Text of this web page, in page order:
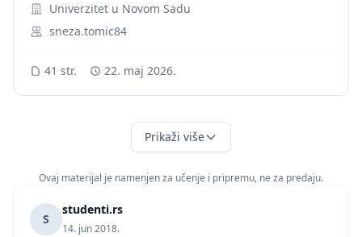
Univerzitet u Novom Sadu
sneza.tomic84
41 str. 22. maj 2026.
Prikaži više
Ovaj materijal je namenjen za učenje i pripremu, ne za predaju.
S
studenti.rs
14. jun 2018.